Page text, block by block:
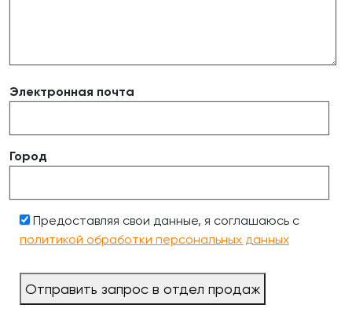
Электронная почта
Город
Предоставляя свои данные, я соглашаюсь с
политикой обработки персональных данных
Отправить запрос в отдел продаж